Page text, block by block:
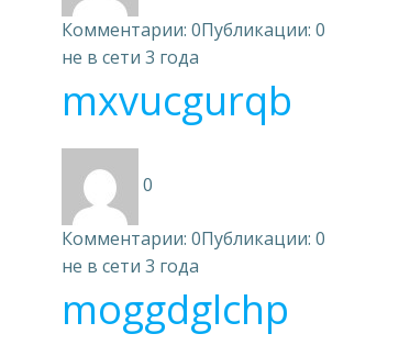
Комментарии: 0Публикации: 0
не в сети 3 года
mxvucgurqb
0
Комментарии: 0Публикации: 0
не в сети 3 года
moggdglchp